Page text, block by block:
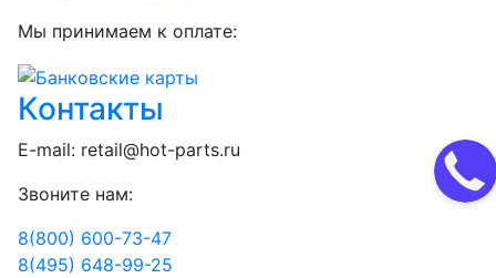
Мы принимаем к оплате:
Контакты
E-mail: retail@hot-parts.ru
Звоните нам:
8(800) 600-73-47
8(495) 648-99-25